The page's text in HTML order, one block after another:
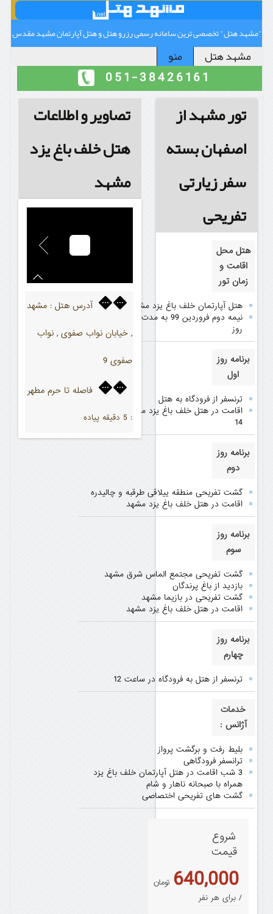
"مشهد هتل" تخصصی ترین سامانه رسمی رزرو هتل و هتل آپارتمان مشهد مقدس
مشهد هتل منو
051-38426161
تور مشهد از
اصفهان بسته
سفر زیارتی
تفریحی
هتل محل
اقامت و
زمان تور
هتل آپارتمان خلف باغ یزد مشهد
روز
برنامه روز
اول
ترنسفر از فرودگاه به هتل
اقامت در هتل خلف باغ یزد مشهد از ساعت
14
برنامه روز
دوم
گشت تفریحی منطقه ییلاقی طرقبه و چالیدره
اقامت در هتل خلف باغ یزد مشهد
برنامه روز
سوم
گشت تفریحی مجتمع الماس شرق مشهد
بازدید از باغ پرندگان
گشت تفریحی در بازیما مشهد
اقامت در هتل خلف باغ یزد مشهد
برنامه روز
چهارم
ترنسفر از هتل به فرودگاه در ساعت 12
خدمات
آژانس :
بلیط رفت و برگشت پرواز
ترانسفر فرودگاهی
3 شب اقامت در هتل آپارتمان خلف باغ یزد
همراه با صبحانه ناهار و شام
گشت های تفریحی اختصاصی
شروع
قیمت
640,000 تومان
/ برای هر نفر
تصاویر و اطلاعات
هتل خلف باغ یزد
مشهد
آدرس هتل:مشهد
, خیابان نواب صفوی , نواب
صفوی 9
فاصله تا حرم مطهر
: 5 دقیقه پیاده